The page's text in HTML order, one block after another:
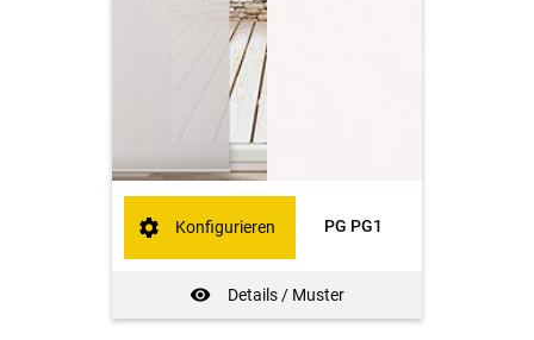
PG PG1
Details / Muster
Konfigurieren